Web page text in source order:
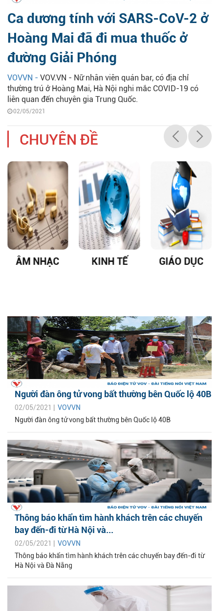
Ca dương tính với SARS-CoV-2 ở
Hoàng Mai đã đi mua thuốc ở
đường Giải Phóng
VOVVN - VOV.VN - Nữ nhân viên quán bar, có địa chỉ
thường trú ở Hoàng Mai, Hà Nội nghi mắc COVID-19 có
liên quan đến chuyên gia Trung Quốc.
02/05/2021
CHUYÊN ĐỀ
ÂM NHẠC KINH TẾ GIÁO DỤC
Người đàn ông tử vong bất thường bên Quốc lộ 40B
02/05/2021 | VOVVN
Người đàn ông tử vong bất thường bên Quốc lộ 40B
Thông báo khẩn tìm hành khách trên các chuyến
bay đến-đi từ Hà Nội và...
02/05/2021 | VOVVN
Thông báo khẩn tìm hành khách trên các chuyến bay đến-đi từ
Hà Nội và Đà Nẵng